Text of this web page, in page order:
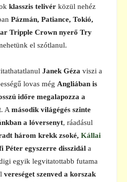
klasszis telivér közül nehéz
Pázmán, Patiance, Tokió,
Tripple Crown nyerő Try
el szótlanul.
Janek Géza viszi a
lovas még Angliában is
időre megalapozza a
. A második világégés szinte
a lóversenyt, ráadásul
három krekk zsoké, Kállai
Péter egyszerre disszidál a
egyik legvitatottabb futama
vereséget szenved a korszak